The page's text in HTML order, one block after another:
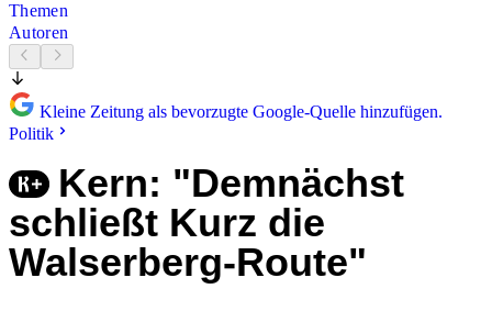
Themen
Autoren
Kleine Zeitung als bevorzugte Google-Quelle hinzufügen.
Politik
Kern: "Demnächst
schließt Kurz die
Walserberg-Route"